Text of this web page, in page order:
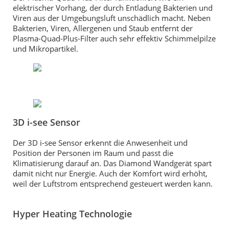
elektrischer Vorhang, der durch Entladung Bakterien und
Viren aus der Umgebungsluft unschädlich macht. Neben
Bakterien, Viren, Allergenen und Staub entfernt der
Plasma-Quad-Plus-Filter auch sehr effektiv Schimmelpilze
und Mikropartikel.
3D i-see Sensor
Der 3D i-see Sensor erkennt die Anwesenheit und
Position der Personen im Raum und passt die
Klimatisierung darauf an. Das Diamond Wandgerät spart
damit nicht nur Energie. Auch der Komfort wird erhöht,
weil der Luftstrom entsprechend gesteuert werden kann.
Hyper Heating Technologie